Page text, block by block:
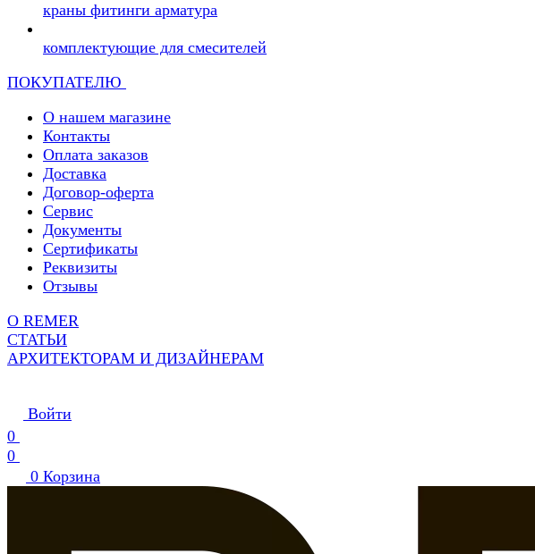
краны фитинги арматура
комплектующие для смесителей
ПОКУПАТЕЛЮ
О нашем магазине
Контакты
Оплата заказов
Доставка
Договор-оферта
Сервис
Документы
Сертификаты
Реквизиты
Отзывы
О REMER
СТАТЬИ
АРХИТЕКТОРАМ И ДИЗАЙНЕРАМ
Войти
0
0
0 Корзина